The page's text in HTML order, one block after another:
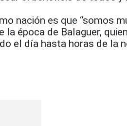
nación es que “somos
época de Balaguer,
el día hasta horas de la